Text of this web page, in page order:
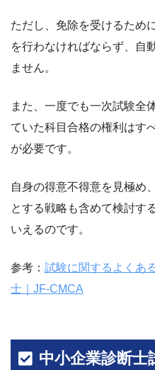
ただし、免除を受けるため
を行わなければならず、自
ません。
また、一度でも一次試験全
ていた科目合格の権利はす
が必要です。
自身の得意不得意を見極め
とする戦略も含めて検討す
いえるのです。
参考： 試験に関するよくあ
士｜JF-CMCA
中小企業診断士